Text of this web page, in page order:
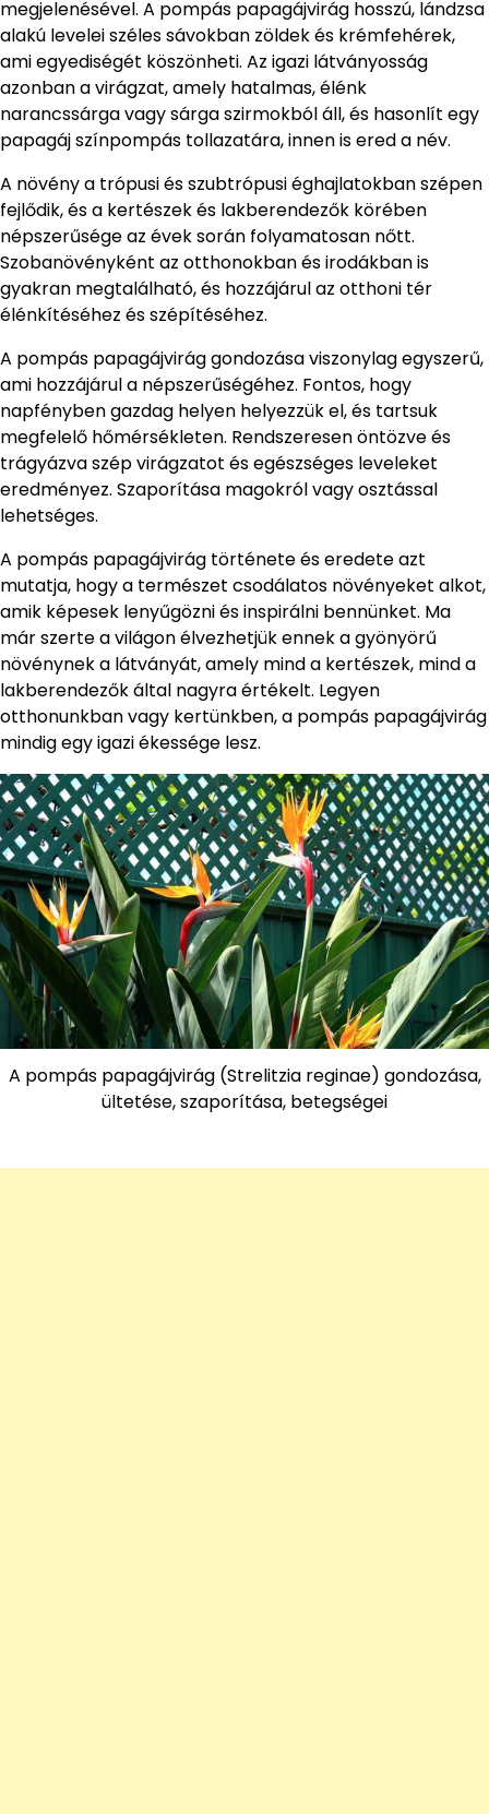
megjelenésével. A pompás papagájvirág hosszú, lándzsa
alakú levelei széles sávokban zöldek és krémfehérek,
ami egyediségét köszönheti. Az igazi látványosság
azonban a virágzat, amely hatalmas, élénk
narancssárga vagy sárga szirmokból áll, és hasonlít egy
papagáj színpompás tollazatára, innen is ered a név.
A növény a trópusi és szubtrópusi éghajlatokban szépen
fejlődik, és a kertészek és lakberendezők körében
népszerűsége az évek során folyamatosan nőtt.
Szobanövényként az otthonokban és irodákban is
gyakran megtalálható, és hozzájárul az otthoni tér
élénkítéséhez és szépítéséhez.
A pompás papagájvirág gondozása viszonylag egyszerű,
ami hozzájárul a népszerűségéhez. Fontos, hogy
napfényben gazdag helyen helyezzük el, és tartsuk
megfelelő hőmérsékleten. Rendszeresen öntözve és
trágyázva szép virágzatot és egészséges leveleket
eredményez. Szaporítása magokról vagy osztással
lehetséges.
A pompás papagájvirág története és eredete azt
mutatja, hogy a természet csodálatos növényeket alkot,
amik képesek lenyűgözni és inspirálni bennünket. Ma
már szerte a világon élvezhetjük ennek a gyönyörű
növénynek a látványát, amely mind a kertészek, mind a
lakberendezők által nagyra értékelt. Legyen
otthonunkban vagy kertünkben, a pompás papagájvirág
mindig egy igazi ékessége lesz.
A pompás papagájvirág (Strelitzia reginae) gondozása,
ültetése, szaporítása, betegségei